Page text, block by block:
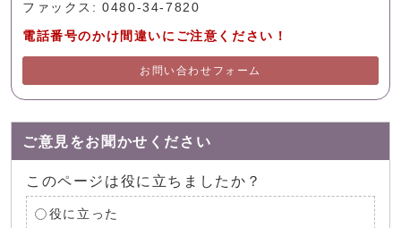
ファックス: 0480-34-7820
電話番号のかけ間違いにご注意ください！
お問い合わせフォーム
ご意見をお聞かせください
このページは役に立ちましたか？
役に立った